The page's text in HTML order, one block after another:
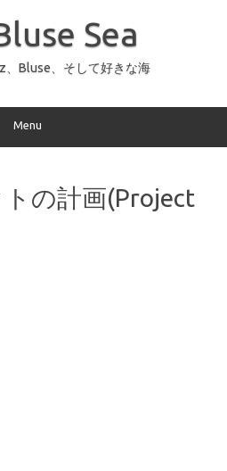
Sea
、Bluse、そして好きな海
Menu
の計画(Project